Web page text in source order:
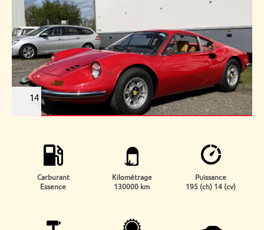
14
Carburant
Essence
Kilométrage
130000 km
Puissance
195 (ch) 14 (cv)